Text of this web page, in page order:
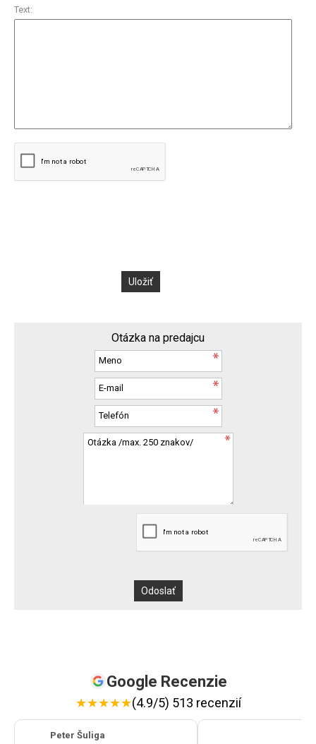
Text:
Otázka na predajcu
Google Recenzie
★★★★★(4.9/5) 513 recenzií
Peter Šuliga